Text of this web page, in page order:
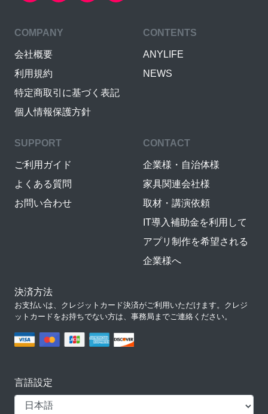
COMPANY
会社概要
利用規約
特定商取引に基づく表記
個人情報保護方針
CONTENTS
ANYLIFE
NEWS
SUPPORT
ご利用ガイド
よくある質問
お問い合わせ
CONTACT
企業様・自治体様
家具関連会社様
取材・講演依頼
IT導入補助金を利用して
アプリ制作を希望される
企業様へ
決済方法
お支払いは、クレジットカード決済がご利用いただけます。クレジ
ットカードをお持ちでない方は、事務局までご連絡ください。
言語設定